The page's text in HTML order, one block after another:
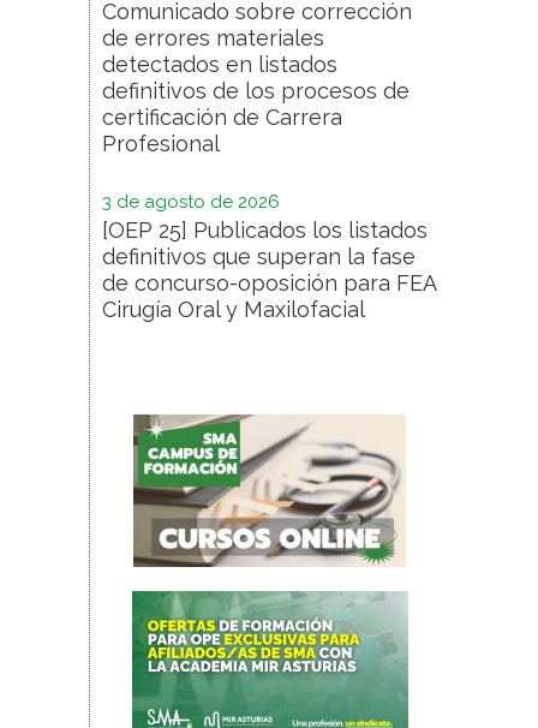
Comunicado sobre corrección
de errores materiales
detectados en listados
definitivos de los procesos de
certificación de Carrera
Profesional
3 de agosto de 2026
[OEP 25] Publicados los listados
definitivos que superan la fase
de concurso-oposición para FEA
Cirugía Oral y Maxilofacial